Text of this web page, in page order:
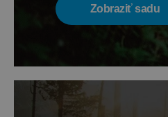
Zobraziť sadu